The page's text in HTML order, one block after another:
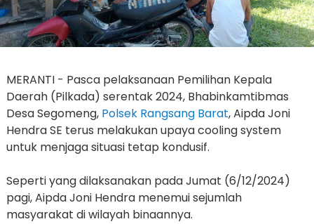
MERANTI - Pasca pelaksanaan Pemilihan Kepala
Daerah (Pilkada) serentak 2024, Bhabinkamtibmas
Desa Segomeng, Polsek Rangsang Barat, Aipda Joni
Hendra SE terus melakukan upaya cooling system
untuk menjaga situasi tetap kondusif.
Seperti yang dilaksanakan pada Jumat (6/12/2024)
pagi, Aipda Joni Hendra menemui sejumlah
masyarakat di wilayah binaannya.